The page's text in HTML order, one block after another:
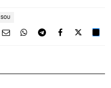
SOU